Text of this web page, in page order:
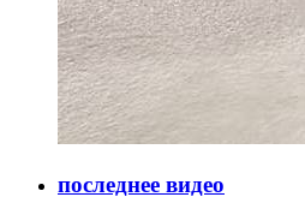
последнее видео